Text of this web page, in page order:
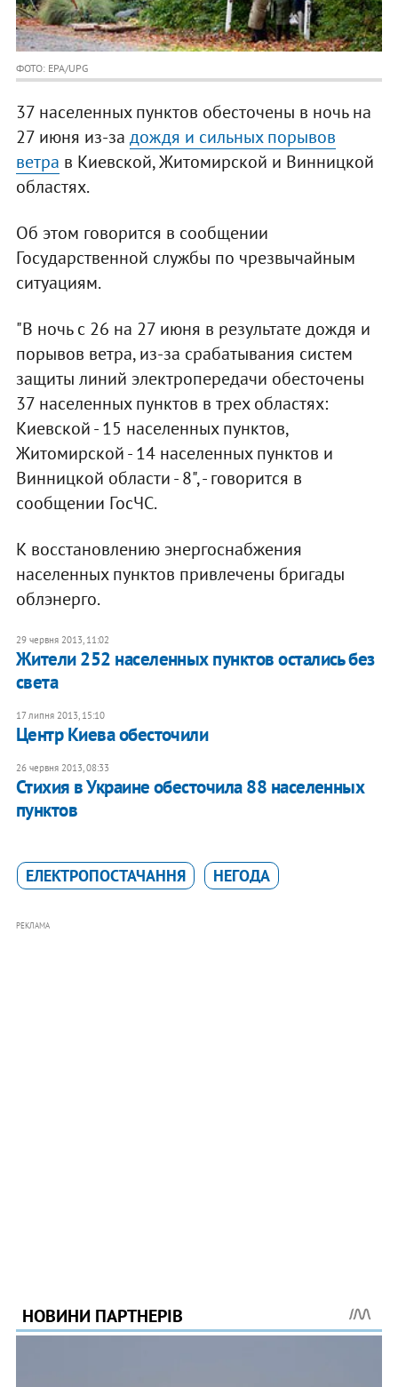
ФОТО: EPA/UPG
37 населенных пунктов обесточены в ночь на
27 июня из-за дождя и сильных порывов
ветра в Киевской, Житомирской и Винницкой
областях.
Об этом говорится в сообщении
Государственной службы по чрезвычайным
ситуациям.
"В ночь с 26 на 27 июня в результате дождя и
порывов ветра, из-за срабатывания систем
защиты линий электропередачи обесточены
37 населенных пунктов в трех областях:
Киевской - 15 населенных пунктов,
Житомирской - 14 населенных пунктов и
Винницкой области - 8", - говорится в
сообщении ГосЧС.
К восстановлению энергоснабжения
населенных пунктов привлечены бригады
облэнерго.
29 червня 2013, 11:02
Жители 252 населенных пунктов остались без
света
17 липня 2013, 15:10
Центр Киева обесточили
26 червня 2013, 08:33
Стихия в Украине обесточила 88 населенных
пунктов
ЕЛЕКТРОПОСТАЧАННЯ НЕГОДА
РЕКЛАМА